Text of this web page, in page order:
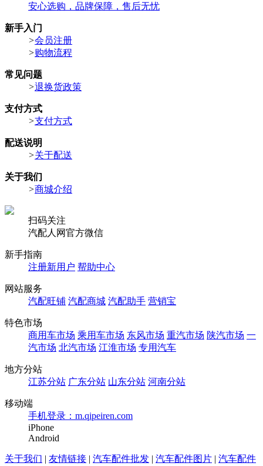
安心选购，品牌保障，售后无忧
新手入门
>会员注册
>购物流程
常见问题
>退换货政策
支付方式
>支付方式
配送说明
>关于配送
关于我们
>商城介绍
扫码关注
汽配人网官方微信
新手指南
注册新用户 帮助中心
网站服务
汽配旺铺 汽配商城 汽配助手 营销宝
特色市场
商用车市场 乘用车市场 东风市场 重汽市场 陕汽市场 一
汽市场 北汽市场 江淮市场 专用汽车
地方分站
江苏分站 广东分站 山东分站 河南分站
移动端
手机登录：m.qipeiren.com
iPhone
Android
关于我们 | 友情链接 | 汽车配件批发 | 汽车配件图片 | 汽车配件